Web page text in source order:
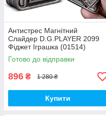
Антистрес Магнітний
Слайдер D.G.PLAYER 2099
Фіджет Іграшка (01514)
Готово до відправки
896 ₴ 1 280 ₴
Купити